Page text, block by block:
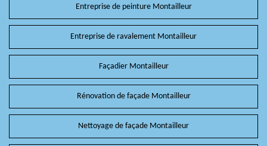
Entreprise de peinture Montailleur
Entreprise de ravalement Montailleur
Façadier Montailleur
Rénovation de façade Montailleur
Nettoyage de façade Montailleur